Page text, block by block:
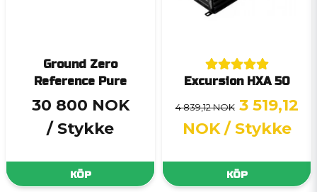
Ground Zero
Reference Pure
30 800 NOK
/ Stykke
KÖP
Excursion HXA 50
4 839,12 NOK 3 519,12
NOK / Stykke
KÖP